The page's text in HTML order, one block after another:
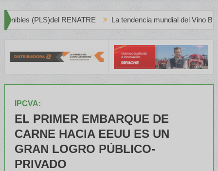
La tendencia mundial del Vino Blanco en Creciente
IPCVA:
EL PRIMER EMBARQUE DE
CARNE HACIA EEUU ES UN
GRAN LOGRO PÚBLICO-
PRIVADO